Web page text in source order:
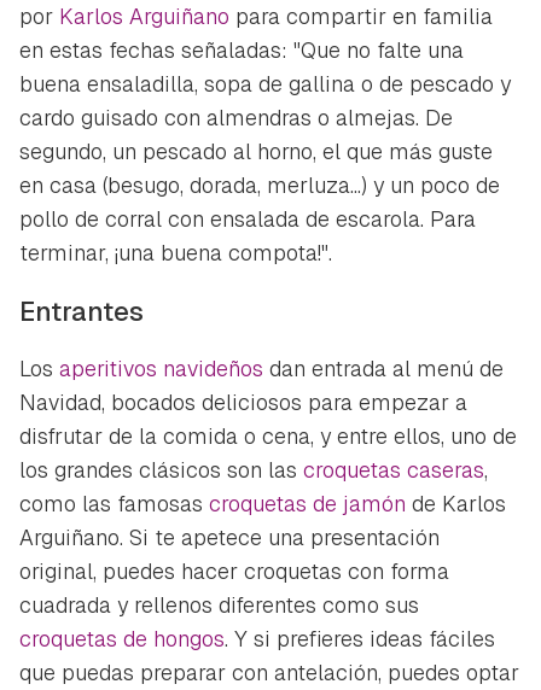
por Karlos Arguiñano para compartir en familia
en estas fechas señaladas: "Que no falte una
buena ensaladilla, sopa de gallina o de pescado y
cardo guisado con almendras o almejas. De
segundo, un pescado al horno, el que más guste
en casa (besugo, dorada, merluza...) y un poco de
pollo de corral con ensalada de escarola. Para
terminar, ¡una buena compota!".
Entrantes
Los aperitivos navideños dan entrada al menú de
Navidad, bocados deliciosos para empezar a
disfrutar de la comida o cena, y entre ellos, uno de
los grandes clásicos son las croquetas caseras,
como las famosas croquetas de jamón de Karlos
Arguiñano. Si te apetece una presentación
original, puedes hacer croquetas con forma
cuadrada y rellenos diferentes como sus
croquetas de hongos. Y si prefieres ideas fáciles
que puedas preparar con antelación, puedes optar